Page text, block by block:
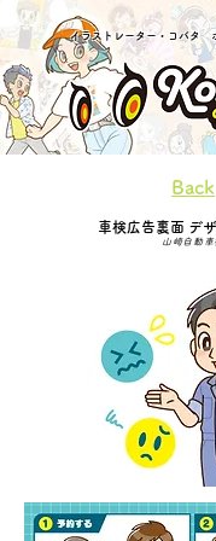
イラストレーター・コバタ
Back
車検広告裏面 デ
山崎自動車